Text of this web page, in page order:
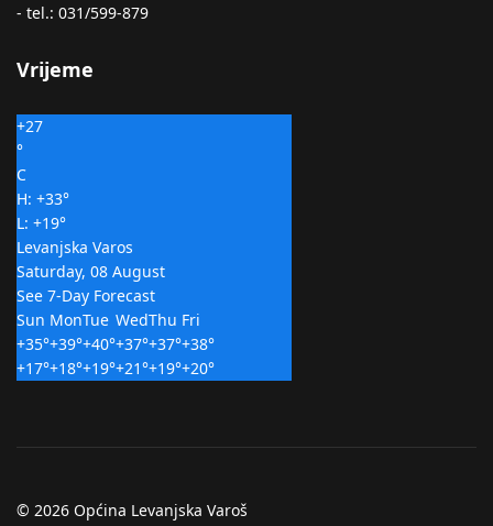
- tel.: 031/599-879
Vrijeme
+27
°
C
H: +33°
L: +19°
Levanjska Varos
Saturday, 08 August
See 7-Day Forecast
Sun MonTue WedThu Fri
+35°+39°+40°+37°+37°+38°
+17°+18°+19°+21°+19°+20°
© 2026 Općina Levanjska Varoš